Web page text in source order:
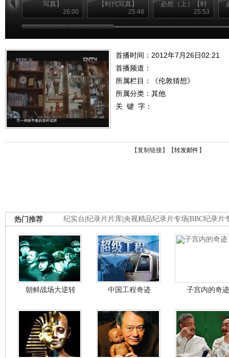
写真】
26:00
【时代写真】
25:48
必然（上）【时
代写真】25:53
首播时间：2012年7月26日02:21
首播频道：
所属栏目：
《伦敦猜想》
所属分类：其他
关 键 字：
【复制链接】【转发邮件 】
纪实台 纪录片片库 央视精品纪录片专场 BBC纪录片
热门推荐
朝鲜战场大逆转 中国工程奇迹 子宫内的奇迹